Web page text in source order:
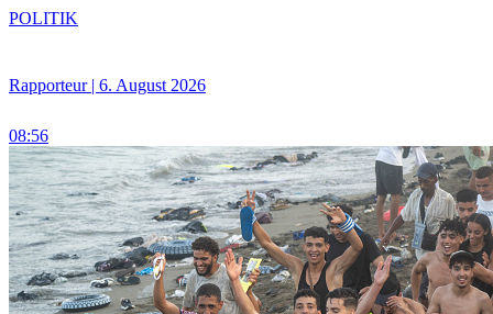
Rapporteur | 6. August 2026
08:56
POLITIK